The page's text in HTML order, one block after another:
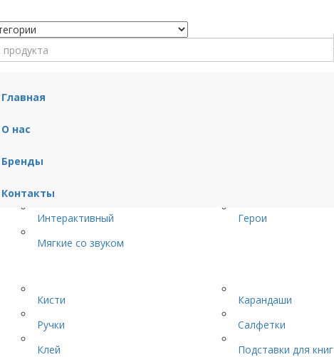
Интерактивный Герои
Мягкие со звуком
Кисти Карандаши
Ручки
Салфетки
Клей
Подставки для книг
Главная
О нас
Бренды
Контакты